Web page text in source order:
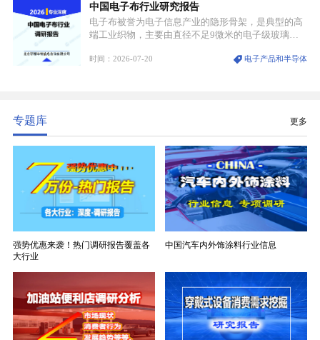
业。
中国电子布行业研究报告
电子布被誉为电子信息产业的隐形骨架，是典型的高
端工业织物，主要由直径不足9微米的电子级玻璃纤
生产制造过程中不可或缺的核心基材。电子布具备高
时间：2026-07-20 电子产品和半导体
专题库 更多
强势优惠来袭！热门调研报告覆盖各
大行业
中国汽车内外饰涂料行业信息